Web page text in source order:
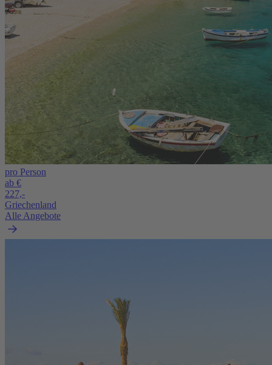
pro Person
ab €
227,-
Griechenland
Alle Angebote